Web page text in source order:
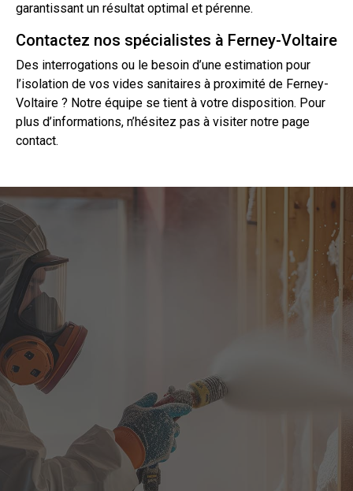
garantissant un résultat optimal et pérenne.
Contactez nos spécialistes à Ferney-Voltaire
Des interrogations ou le besoin d’une estimation pour
l’isolation de vos vides sanitaires à proximité de Ferney-
Voltaire ? Notre équipe se tient à votre disposition. Pour
plus d’informations, n’hésitez pas à visiter notre page
contact.